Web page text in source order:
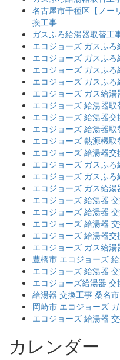
名古屋市千種区【ノー
換工事
ガスふろ給湯器取替工
エコジョーズ ガスふ
エコジョーズ ガスふ
エコジョーズ ガスふ
エコジョーズ ガスふ
エコジョーズ ガス給
エコジョーズ 給湯器
エコジョーズ 給湯器
エコジョーズ 給湯器
エコジョーズ 熱源機
エコジョーズ 給湯器
エコジョーズ ガスふ
エコジョーズ ガスふ
エコジョーズ ガス給
エコジョーズ 給湯器
エコジョーズ 給湯器
エコジョーズ 給湯器
エコジョーズ 給湯器
エコジョーズ ガス給
豊橋市 エコジョーズ
エコジョーズ 給湯器
エコジョーズ給湯器
給湯器 交換工事 桑名市
岡崎市 エコジョーズ
エコジョーズ 給湯器
カレンダー